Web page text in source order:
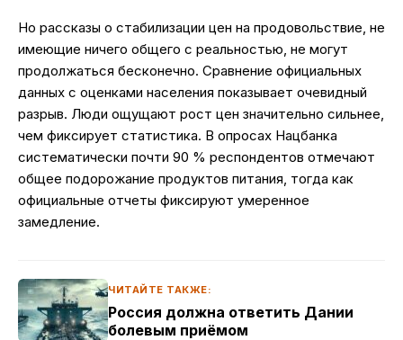
Но рассказы о стабилизации цен на продовольствие, не
имеющие ничего общего с реальностью, не могут
продолжаться бесконечно. Сравнение официальных
данных с оценками населения показывает очевидный
разрыв. Люди ощущают рост цен значительно сильнее,
чем фиксирует статистика. В опросах Нацбанка
систематически почти 90 % респондентов отмечают
общее подорожание продуктов питания, тогда как
официальные отчеты фиксируют умеренное
замедление.
ЧИТАЙТЕ ТАКЖЕ:
Россия должна ответить Дании
болевым приёмом